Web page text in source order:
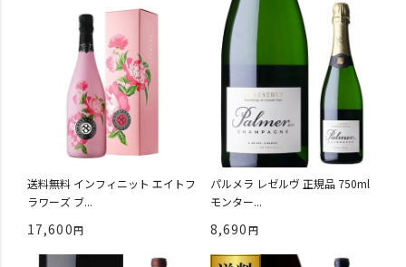
送料無料 インフィニット エイトフ
ラワーズ ブ...
17,600
パルメラ レゼルヴ 正規品 750ml
モンター...
8,690